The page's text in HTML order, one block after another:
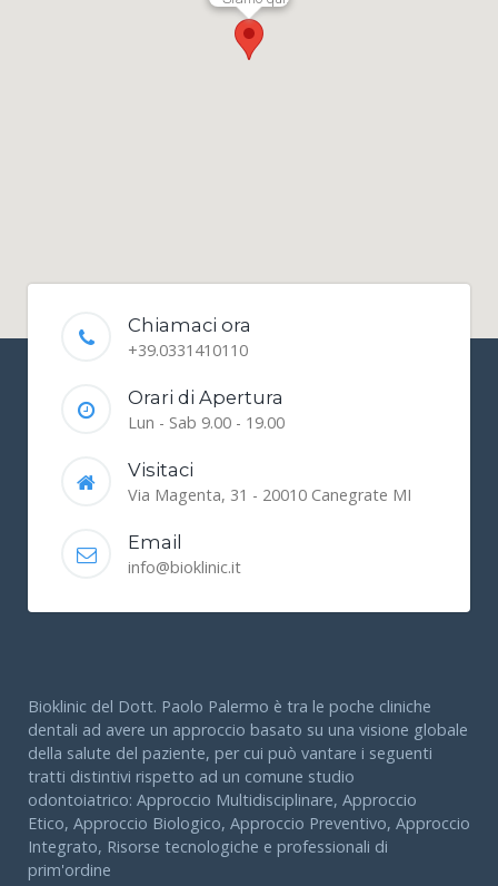
Siamo qui!
Chiamaci ora
Orari di Apertura
Visitaci
Email
Bioklinic del Dott. Paolo Palermo è tra le poche cliniche
dentali ad avere un approccio basato su una visione globale
della salute del paziente, per cui può vantare i seguenti
tratti distintivi rispetto ad un comune studio
odontoiatrico: Approccio Multidisciplinare, Approccio
Etico, Approccio Biologico, Approccio Preventivo, Approccio
Integrato, Risorse tecnologiche e professionali di